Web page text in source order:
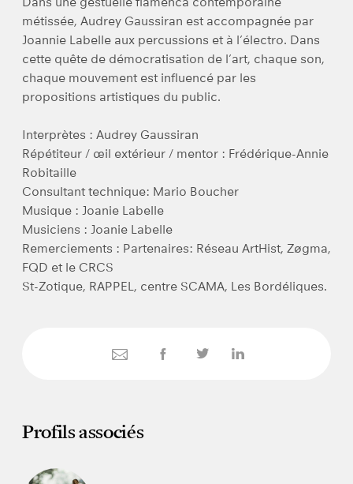
métissée, Audrey Gaussiran est accompagnée par
Joannie Labelle aux percussions et à l’électro. Dans
cette quête de démocratisation de l’art, chaque son,
chaque mouvement est influencé par les
propositions artistiques du public.
Interprètes : Audrey Gaussiran
Répétiteur / œil extérieur / mentor : Frédérique-Annie
Robitaille
Consultant technique: Mario Boucher
Musique : Joanie Labelle
Musiciens : Joanie Labelle
Remerciements : Partenaires: Réseau ArtHist, Zøgma,
FQD et le CRCS
St-Zotique, RAPPEL, centre SCAMA, Les Bordéliques.
Profils associés